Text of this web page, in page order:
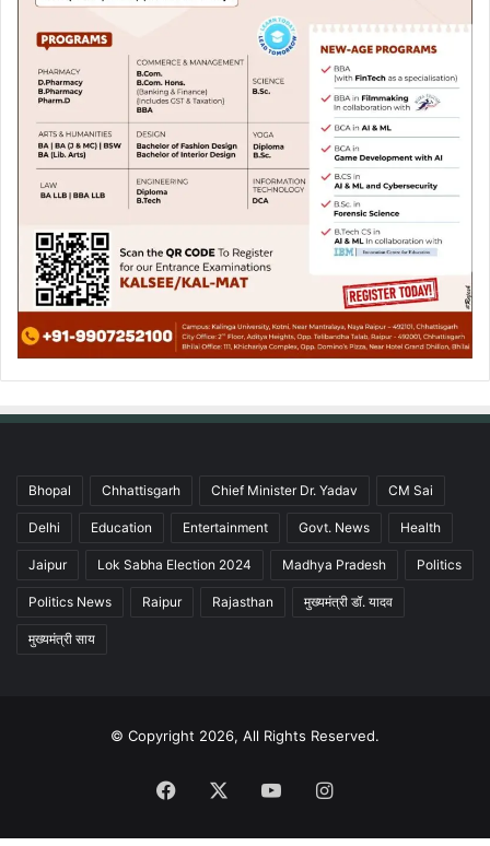
Bhopal Chhattisgarh Chief Minister Dr. Yadav CM Sai
Delhi Education Entertainment Govt. News Health
Jaipur Lok Sabha Election 2024 Madhya Pradesh Politics
Politics News Raipur Rajasthan मुख्यमंत्री डॉ. यादव
मुख्यमंत्री साय
© Copyright 2026, All Rights Reserved.
Facebook YouTubeInstagram